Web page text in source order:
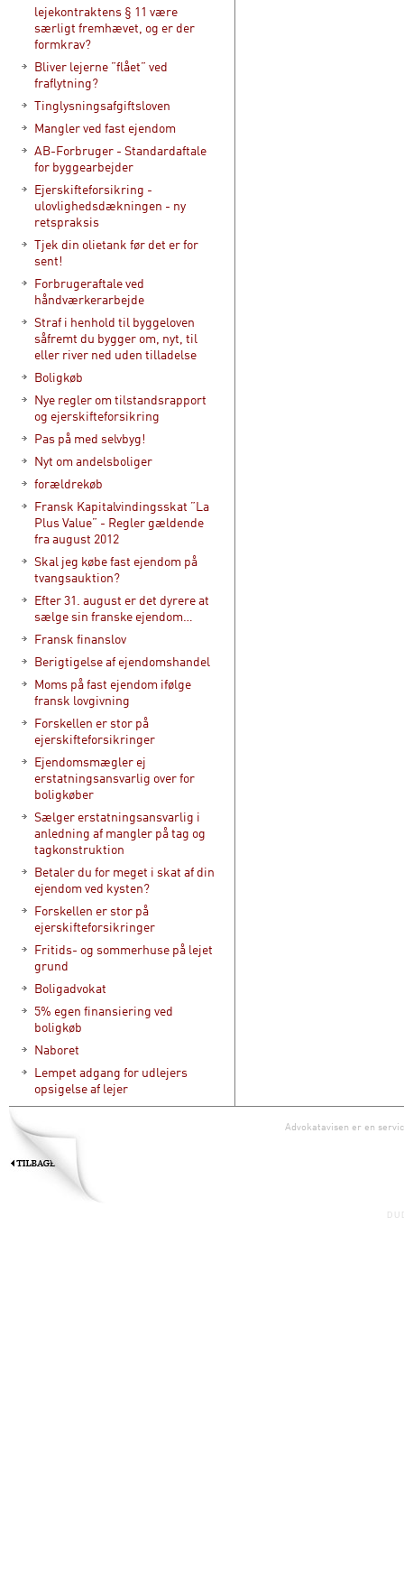
lejekontraktens § 11 være
særligt fremhævet, og er der
formkrav?
Bliver lejerne ”flået” ved
fraflytning?
Tinglysningsafgiftsloven
Mangler ved fast ejendom
AB-Forbruger - Standardaftale
for byggearbejder
Ejerskifteforsikring -
ulovlighedsdækningen - ny
retspraksis
Tjek din olietank før det er for
sent!
Forbrugeraftale ved
håndværkerarbejde
Straf i henhold til byggeloven
såfremt du bygger om, nyt, til
eller river ned uden tilladelse
Boligkøb
Nye regler om tilstandsrapport
og ejerskifteforsikring
Pas på med selvbyg!
Nyt om andelsboliger
forældrekøb
Fransk Kapitalvindingsskat ”La
Plus Value” - Regler gældende
fra august 2012
Skal jeg købe fast ejendom på
tvangsauktion?
Efter 31. august er det dyrere at
sælge sin franske ejendom…
Fransk finanslov
Berigtigelse af ejendomshandel
Moms på fast ejendom ifølge
fransk lovgivning
Forskellen er stor på
ejerskifteforsikringer
Ejendomsmægler ej
erstatningsansvarlig over for
boligkøber
Sælger erstatningsansvarlig i
anledning af mangler på tag og
tagkonstruktion
Betaler du for meget i skat af din
ejendom ved kysten?
Forskellen er stor på
ejerskifteforsikringer
Fritids- og sommerhuse på lejet
grund
Boligadvokat
5% egen finansiering ved
boligkøb
Naboret
Lempet adgang for udlejers
opsigelse af lejer
Advokatavisen er en